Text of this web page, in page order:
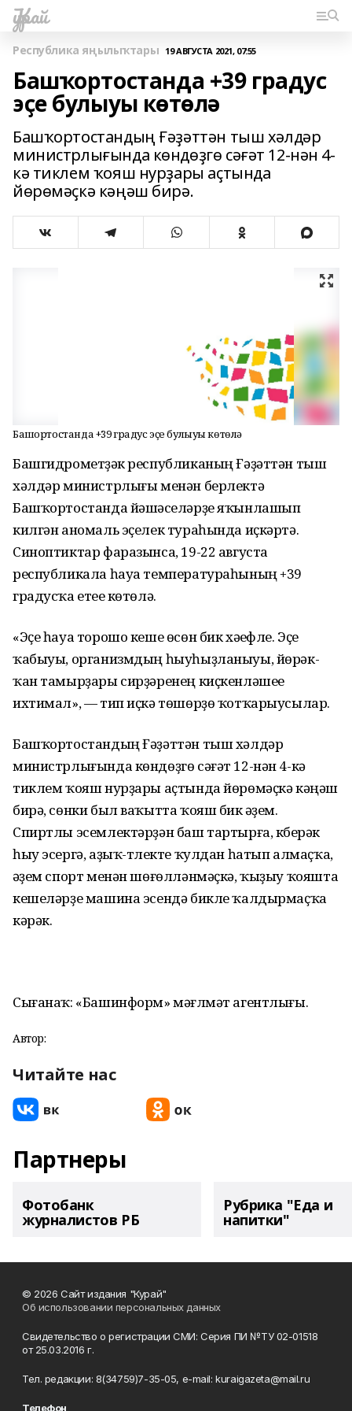
Ҡурай
Республика яңылыҡтары 19 АВГУСТА 2021, 07:55
Башҡортостанда +39 градус
эҫе булыуы көтөлә
Башҡортостандың Ғәҙәттән тыш хәлдәр
министрлығында көндөҙгө сәғәт 12-нән 4-
кә тиклем ҡояш нурҙары аҫтында
йөрөмәҫкә кәңәш бирә.
Башҡортостанда +39 градус эҫе булыуы көтөлә
Башгидрометүҙәк республиканың Ғәҙәттән тыш
хәлдәр министрлығы менән берлектә
Башҡортостанда йәшәүселәрҙе яҡынлашып
килгән аномаль эҫелек тураһында иҫкәртә.
Синоптиктар фаразынса, 19-22 августа
республикала һауа температураһының +39
градусҡа етеүе көтөлә.
«Эҫе һауа торошо кеше өсөн бик хәүефле. Эҫе
ҡабыуы, организмдың һыуһыҙланыуы, йөрәк-
ҡан тамырҙары сирҙәренең киҫкенләшеүе
ихтимал», — тип иҫкә төшөрҙө ҡотҡарыусылар.
Башҡортостандың Ғәҙәттән тыш хәлдәр
министрлығында көндөҙгө сәғәт 12-нән 4-кә
тиклем ҡояш нурҙары аҫтында йөрөмәҫкә кәңәш
бирә, сөнки был ваҡытта ҡояш бик әүҙем.
Спиртлы эсемлектәрҙән баш тартырға, күберәк
һыу эсергә, аҙыҡ-түлекте ҡулдан һатып алмаҫҡа,
әүҙем спорт менән шөғөлләнмәҫкә, ҡыҙыу ҡояшта
кешеләрҙе машина эсендә бикле ҡалдырмаҫҡа
кәрәк.
Сығанаҡ: «Башинформ» мәғлүмәт агентлығы.
Автор:
Читайте нас
Партнеры
Фотобанк
журналистов РБ
Рубрика "Еда и
напитки"
© 2026 Сайт издания "Курай"
Об использовании персональных данных
Свидетельство о регистрации СМИ: Серия ПИ №ТУ 02-01518
от 25.03.2016 г.
Тел. редакции: 8(34759)7-35-05, e-mail: kuraigazeta@mail.ru
Телефон